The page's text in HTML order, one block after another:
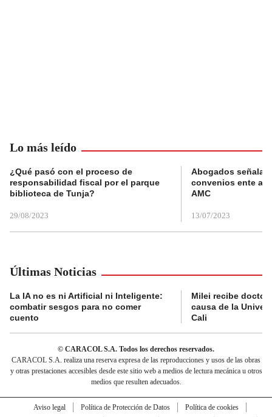
Lo más leído
¿Qué pasó con el proceso de
responsabilidad fiscal por el parque
biblioteca de Tunja?
29/08/2023
Abogados
convenios ente
AMC
13/07/2023
Últimas Noticias
La IA no es ni Artificial ni Inteligente:
combatir sesgos para no comer
cuento
Milei recibe
causa de la
Cali
© CARACOL S.A. Todos los derechos reservados.
CARACOL S.A. realiza una reserva expresa de las reproducciones y usos de las obras
y otras prestaciones accesibles desde este sitio web a medios de lectura mecánica u otros
medios que resulten adecuados.
Aviso legal Política de Protección de Datos
Política de cookies